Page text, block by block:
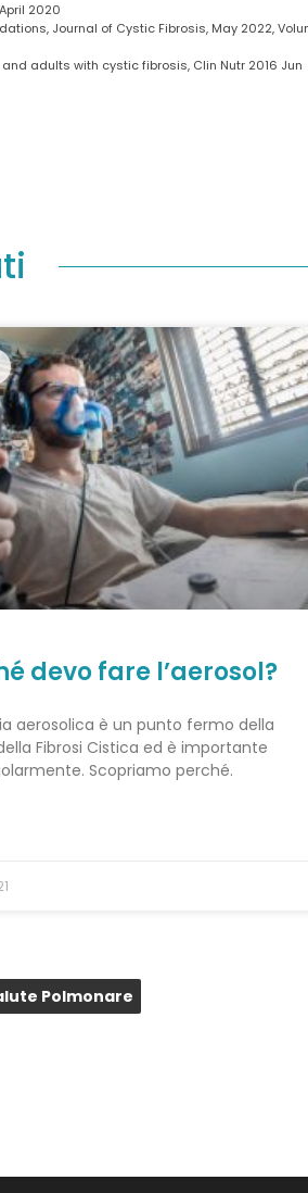
2020
Journal of Cystic Fibrosis, May 2022,
and adults with cystic fibrosis, Clin Nutr 2016 Jun
devo fare l’aerosol?
aerosolica è un punto fermo della
Fibrosi Cistica ed è importante
Scopriamo perché.
Polmonare